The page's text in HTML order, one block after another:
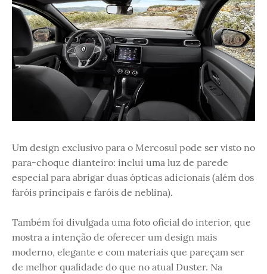
Um design exclusivo para o Mercosul pode ser visto no
para-choque dianteiro: inclui uma luz de parede
especial para abrigar duas ópticas adicionais (além dos
faróis principais e faróis de neblina).
Também foi divulgada uma foto oficial do interior, que
mostra a intenção de oferecer um design mais
moderno, elegante e com materiais que pareçam ser
de melhor qualidade do que no atual Duster. Na